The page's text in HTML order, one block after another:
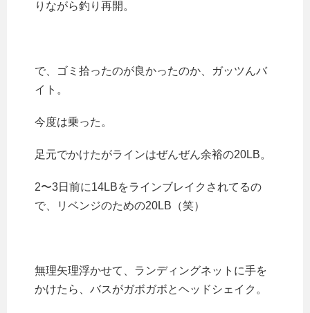
りながら釣り再開。
で、ゴミ拾ったのが良かったのか、ガッツんバ
イト。
今度は乗った。
足元でかけたがラインはぜんぜん余裕の20LB。
2〜3日前に14LBをラインブレイクされてるの
で、リベンジのための20LB（笑）
無理矢理浮かせて、ランディングネットに手を
かけたら、バスがガボガボとヘッドシェイク。